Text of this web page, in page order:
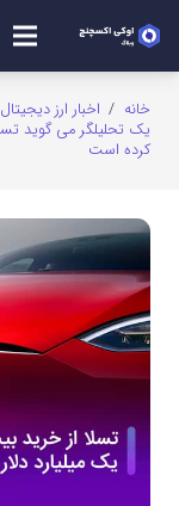
خانه / اخبار ارز دیجیتال
کرده است